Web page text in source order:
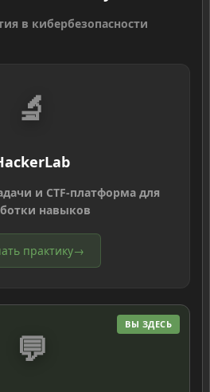
в кибербезопасности
🔬
и CTF-платформа для
навыков
практику→
ВЫ ЗДЕСЬ
💬